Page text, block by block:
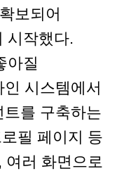
보되어
시작했다.
아질
시스템에서
를 구축하는
필 페이지 등
여러 화면으로